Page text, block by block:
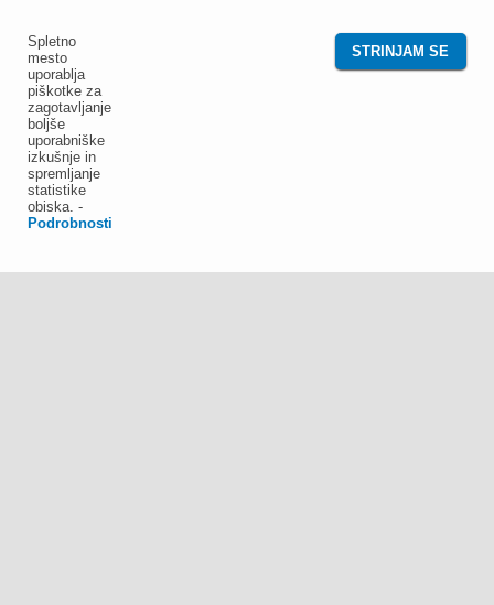
Spletno
mesto
uporablja
piškotke za
zagotavljanje
boljše
uporabniške
izkušnje in
spremljanje
statistike
obiska. -
Podrobnosti
STRINJAM SE